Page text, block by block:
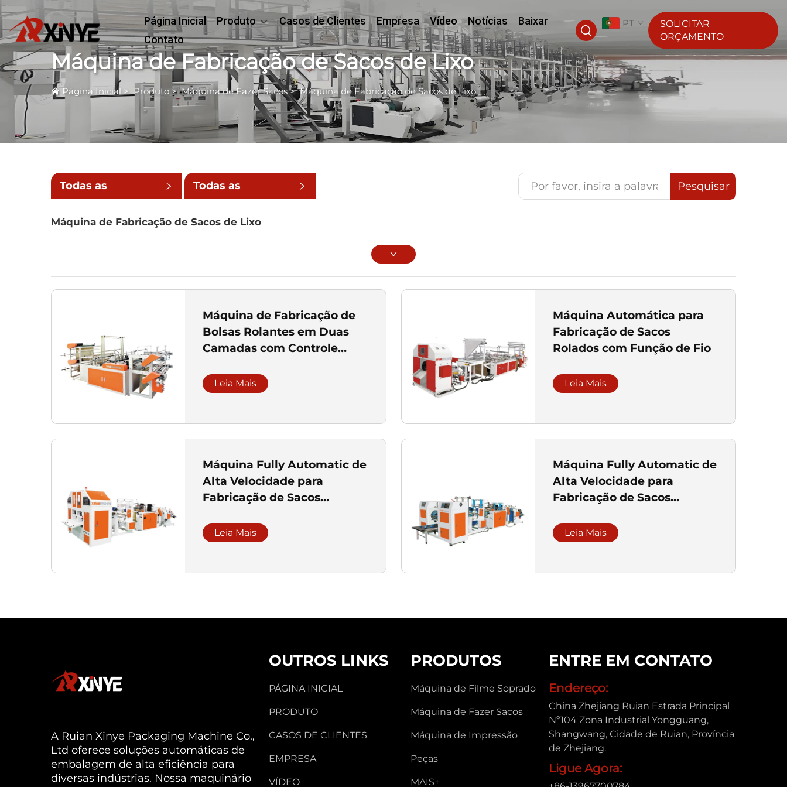
Página Inicial Produto Casos de Clientes Empresa Vídeo Notícias
Baixar
Contato
PT
SOLICITAR
ORÇAMENTO
Máquina de Fabricação de Sacos de Lixo
Página Inicial > Produto >Máquina de Fazer Sacos>Máquina de Fabricação de Sacos de Lixo
Todas as Todas as Pesquisar
Máquina de Fabricação de Sacos de Lixo
Máquina de Fabricação de
Bolsas Rolantes em Duas
Camadas com Controle
Bolsas Vestíveis e Planas
Leia Mais
Máquina Automática para
Fabricação de Sacos
Rolados com Função de Fio
Leia Mais
Máquina Fully Automatic de
Alta Velocidade para
Fabricação de Sacos
Leia Mais
Máquina Fully Automatic de
Alta Velocidade para
Fabricação de Sacos
Leia Mais
A Ruian Xinye Packaging Machine Co.,
Ltd oferece soluções automáticas de
embalagem de alta eficiência para
diversas indústrias. Nossa maquinário
OUTROS LINKS
PÁGINA INICIAL
PRODUTO
CASOS DE CLIENTES
EMPRESA
VÍDEO
PRODUTOS
Máquina de Filme Soprado
Máquina de Fazer Sacos
Máquina de Impressão
Peças
MAIS+
ENTRE EM CONTATO
Endereço:
China Zhejiang Ruian Estrada Principal
Nº104 Zona Industrial Yongguang,
Shangwang, Cidade de Ruian, Província
de Zhejiang.
Ligue Agora: